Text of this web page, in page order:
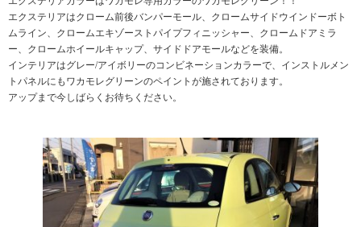
エクステリアはクローム前後バンパーモール、クロームサイドウインドーボト
ムライン、クロームエキゾーストパイプフィニッシャー、クロームドアミラ
ー、クロームホイールキャップ、サイドドアモールなどを装備。
インテリアはグレー/アイボリーのコンビネーションカラーで、インストルメン
トパネルにもワカモレグリーンのペイントが施されております。
アップまで今しばらくお待ちください。